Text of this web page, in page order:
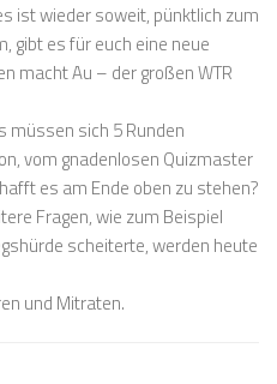
ist wieder soweit, pünktlich zum
gibt es für euch eine neue
macht Au – der großen WTR
müssen sich 5 Runden
vom gnadenlosen Quizmaster
es am Ende oben zu stehen?
Fragen, wie zum Beispiel
scheiterte, werden heute
und Mitraten.